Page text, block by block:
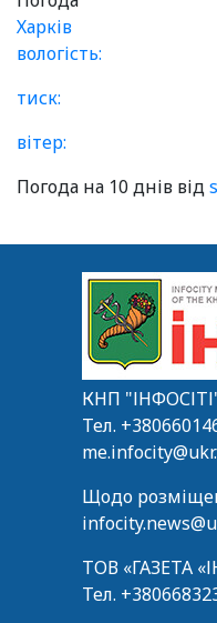
Харків
вологість:
тиск:
вітер:
Погода на 10 днів від
КНП
Тел.
Щодо
ТОВ «ГАЗЕТА
Тел.